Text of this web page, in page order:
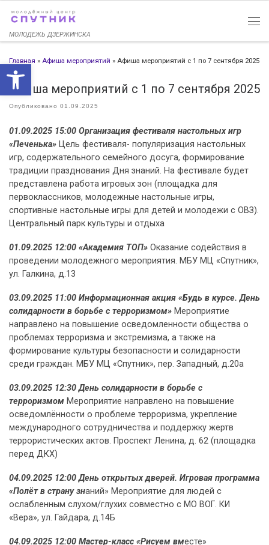
Открыть панель
Перейти к содержимому
МОЛОДЕЖЬ ДЗЕРЖИНСКА
Главная » Афиша мероприятий » Афиша мероприятий с 1 по 7 сентября 2025
Афиша мероприятий с 1 по 7 сентября 2025
Опубликовано 01.09.2025
01.09.2025 15:00 Организация фестиваля настольных игр
«Печенька» Цель фестиваля- популяризация настольных
игр, содержательного семейного досуга, формирование
традиции празднования Дня знаний. На фестивале будет
представлена работа игровых зон (площадка для
первоклассников, молодежные настольные игры,
спортивные настольные игры для детей и молодежи с ОВЗ).
Центральный парк культуры и отдыха
01.09.2025 12:00 «Академия ТОП» Оказание содействия в
проведении молодежного мероприятия. МБУ МЦ «Спутник»,
ул. Галкина, д.13
03.09.2025 11:00 Информационная акция «Будь в курсе. День
солидарности в борьбе с терроризмом» Мероприятие
направлено на повышение осведомленности общества о
проблемах терроризма и экстремизма, а также на
формирование культуры безопасности и солидарности
среди граждан. МБУ МЦ «Спутник», пер. Западный, д.20а
03.09.2025 12:30 День солидарности в борьбе с
терроризмом Мероприятие направлено на повышение
осведомлённости о проблеме терроризма, укрепление
международного сотрудничества и поддержку жертв
террористических актов. Проспект Ленина, д. 62 (площадка
перед ДКХ)
04.09.2025 12:00 День открытых дверей. Игровая программа
«Полёт в страну знаний» Мероприятие для людей с
ослабленным слухом/глухих совместно с МО ВОГ. КИ
«Вера», ул. Гайдара, д.14Б
04.09.2025 12:00 Мастер-класс «Рисуем вместе»